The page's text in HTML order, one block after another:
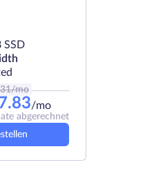
SSD
/mo
/mo
abgerechnet